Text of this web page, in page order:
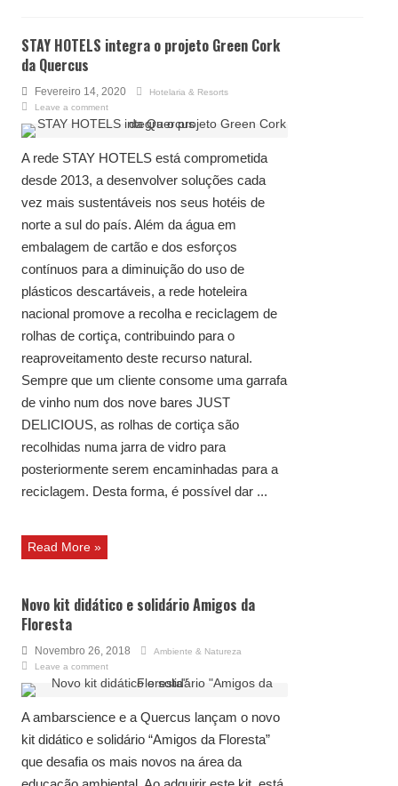
STAY HOTELS integra o projeto Green Cork
da Quercus
Fevereiro 14, 2020
Hotelaria & Resorts
Leave a comment
A rede STAY HOTELS está comprometida
desde 2013, a desenvolver soluções cada
vez mais sustentáveis nos seus hotéis de
norte a sul do país. Além da água em
embalagem de cartão e dos esforços
contínuos para a diminuição do uso de
plásticos descartáveis, a rede hoteleira
nacional promove a recolha e reciclagem de
rolhas de cortiça, contribuindo para o
reaproveitamento deste recurso natural.
Sempre que um cliente consome uma garrafa
de vinho num dos nove bares JUST
DELICIOUS, as rolhas de cortiça são
recolhidas numa jarra de vidro para
posteriormente serem encaminhadas para a
reciclagem. Desta forma, é possível dar ...
Read More »
Novo kit didático e solidário Amigos da
Floresta
Novembro 26, 2018
Ambiente & Natureza
Leave a comment
A ambarscience e a Quercus lançam o novo
kit didático e solidário “Amigos da Floresta”
que desafia os mais novos na área da